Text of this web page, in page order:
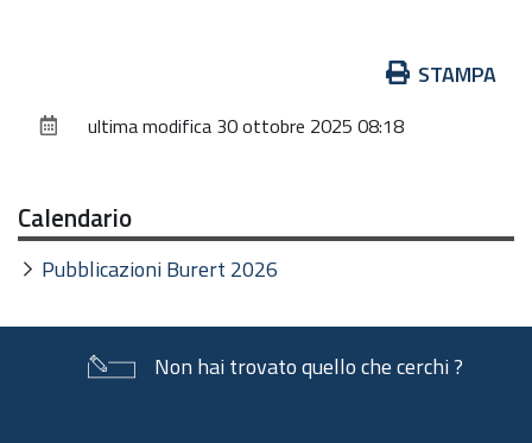
documento
STAMPA
ultima modifica 30 ottobre 2025 08:18
Calendario
Pubblicazioni Burert 2026
Non hai trovato quello che cerchi ?